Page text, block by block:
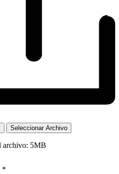
Seleccionar Archivo
archivo: 5MB
*